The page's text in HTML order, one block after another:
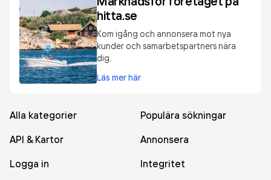
hitta.se
Kom igång och annonsera mot nya
kunder och samarbetspartners nära
dig.
Läs mer här
Alla kategorier
Populära sökningar
API & Kartor
Annonsera
Logga in
Integritet